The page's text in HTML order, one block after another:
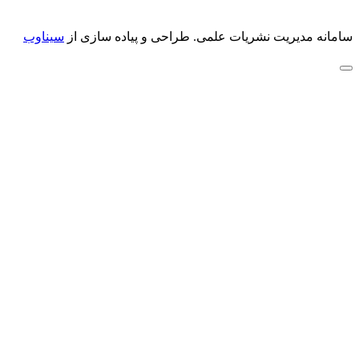
سامانه مدیریت نشریات علمی. طراحی و پیاده سازی از سیناوب